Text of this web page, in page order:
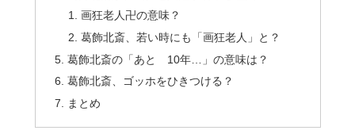
画狂老人卍の意味？
葛飾北斎、若い時にも「画狂老人」と？
葛飾北斎の「あと 10年…」の意味は？
葛飾北斎、ゴッホをひきつける？
まとめ